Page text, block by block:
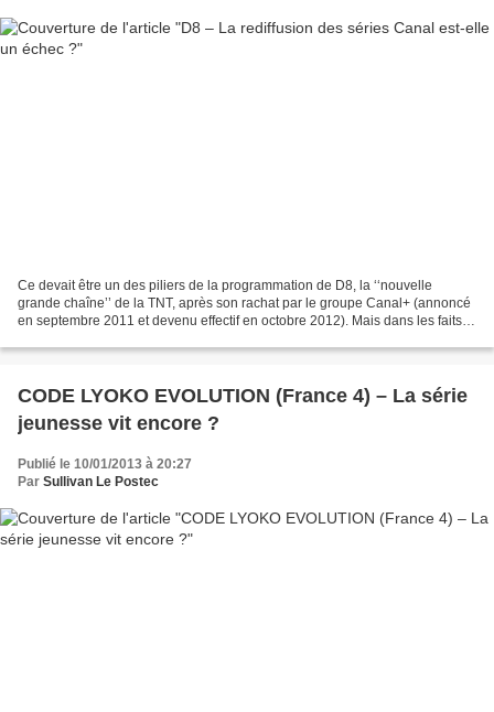
Ce devait être un des piliers de la programmation de D8, la ‘‘nouvelle
grande chaîne’’ de la TNT, après son rachat par le groupe Canal+ (annoncé
en septembre 2011 et devenu effectif en octobre 2012). Mais dans les faits,
CODE LYOKO EVOLUTION (France 4) – La série
jeunesse vit encore ?
Publié le 10/01/2013 à 20:27
Par Sullivan Le Postec